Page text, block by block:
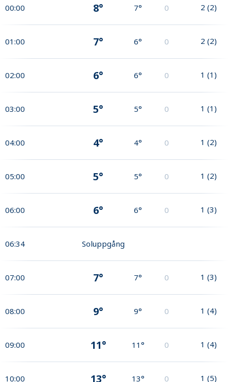
00:00 8° 7° 0 2 (2)
01:00 7° 6° 0 2 (2)
02:00 6° 6° 0 1 (1)
03:00 5° 5° 0 1 (1)
04:00 4° 4° 0 1 (2)
05:00 5° 5° 0 1 (2)
06:00 6° 6° 0 1 (3)
06:34 Soluppgång
07:00 7° 7° 0 1 (3)
08:00 9° 9° 0 1 (4)
09:00 11° 11° 0 1 (4)
10:00 13° 13° 0 1 (5)